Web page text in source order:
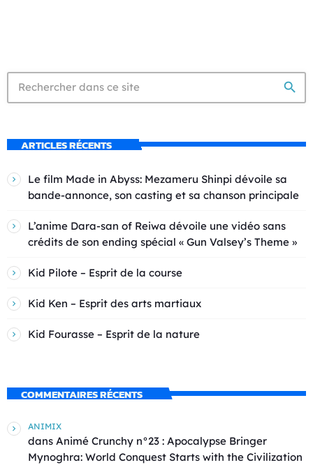
search
ARTICLES RÉCENTS
Le film Made in Abyss: Mezameru Shinpi dévoile sa
bande-annonce, son casting et sa chanson principale
L’anime Dara-san of Reiwa dévoile une vidéo sans
crédits de son ending spécial « Gun Valsey’s Theme »
Kid Pilote – Esprit de la course
Kid Ken – Esprit des arts martiaux
Kid Fourasse – Esprit de la nature
COMMENTAIRES RÉCENTS
ANIMIX
dans Animé Crunchy n°23 : Apocalypse Bringer
Mynoghra: World Conquest Starts with the Civilization